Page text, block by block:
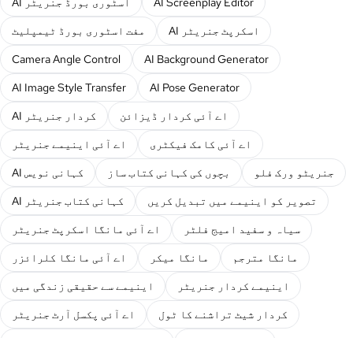
مفت اسٹوری بورڈ ٹیمپلیٹ
AI اسکرپٹ جنریٹر
Camera Angle Control
AI Background Generator
AI Image Style Transfer
AI Pose Generator
AI کردار جنریٹر
اے آئی کردار ڈیزائن
اے آئی اینیمے جنریٹر
اے آئی کامک فیکٹری
AI کہانی نویس
بچوں کی کہانی کتاب ساز
جنریٹو ورک فلو
AI کہانی کتاب جنریٹر
تصویر کو اینیمے میں تبدیل کریں
اے آئی مانگا اسکرپٹ جنریٹر
سیاہ و سفید امیج فلٹر
اے آئی مانگا کلرائزر
مانگا میکر
مانگا مترجم
اینیمے سے حقیقی زندگی میں
اینیمے کردار جنریٹر
اے آئی پکسل آرٹ جنریٹر
کردار شیٹ تراشنے کا ٹول